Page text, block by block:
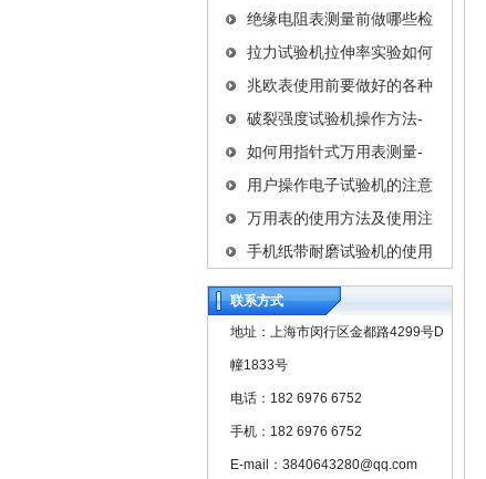
绝缘电阻表测量前做哪些检
拉力试验机拉伸率实验如何
兆欧表使用前要做好的各种
破裂强度试验机操作方法-
如何用指针式万用表测量-
用户操作电子试验机的注意
万用表的使用方法及使用注
手机纸带耐磨试验机的使用
联系方式
地址：上海市闵行区金都路4299号D
幢1833号
电话：182 6976 6752
手机：182 6976 6752
E-mail：3840643280@qq.com